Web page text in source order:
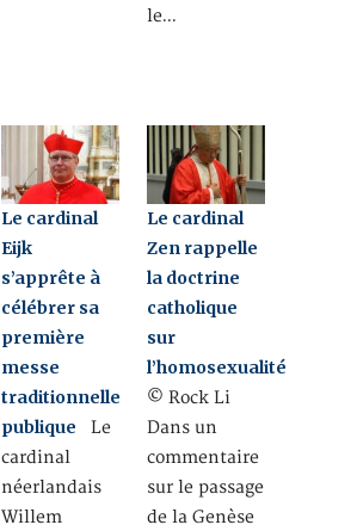
le…
Le cardinal
Eijk
s’apprête à
célébrer sa
première
messe
traditionnelle
publique Le
cardinal
néerlandais
Willem
Le cardinal
Zen rappelle
la doctrine
catholique
sur
l’homosexualité
© Rock Li
Dans un
commentaire
sur le passage
de la Genèse